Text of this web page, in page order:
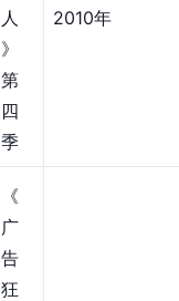
人
》
第
四
季
2010年
《
广
告
狂